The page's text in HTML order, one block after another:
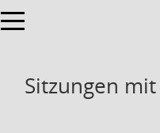
Toggle navigation
Sitzungen